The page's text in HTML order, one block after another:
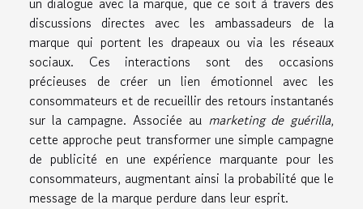
discussions directes avec les ambassadeurs de la
marque qui portent les drapeaux ou via les réseaux
sociaux. Ces interactions sont des occasions
précieuses de créer un lien émotionnel avec les
consommateurs et de recueillir des retours instantanés
sur la campagne. Associée au marketing de guérilla,
cette approche peut transformer une simple campagne
de publicité en une expérience marquante pour les
consommateurs, augmentant ainsi la probabilité que le
message de la marque perdure dans leur esprit.